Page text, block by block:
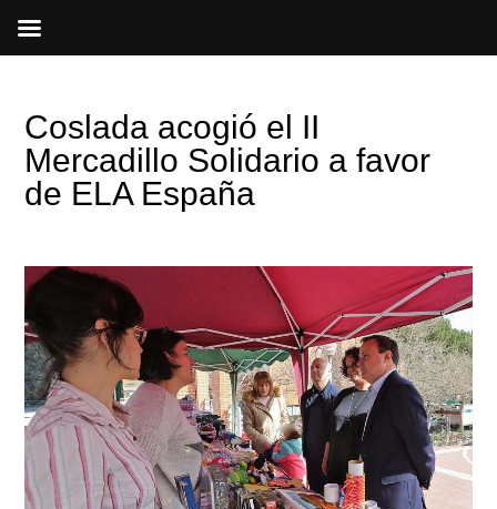
Coslada acogió el II
Mercadillo Solidario a favor
de ELA España